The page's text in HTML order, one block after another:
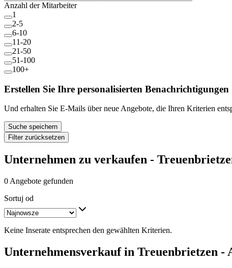
Anzahl der Mitarbeiter
1
2-5
6-10
11-20
21-50
51-100
100+
Erstellen Sie Ihre personalisierten Benachrichtigungen
Und erhalten Sie E-Mails über neue Angebote, die Ihren Kriterien
Suche speichern
Filter zurücksetzen
Unternehmen zu verkaufen -
0 Angebote gefunden
Sortuj od
Keine Inserate entsprechen den gewählten Kriterien.
Unternehmensverkauf in Treuenbrietzen -